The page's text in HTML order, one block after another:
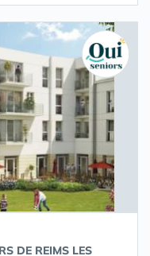
DE REIMS LES